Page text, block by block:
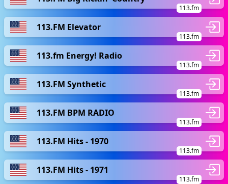
113.fm
113.FM Elevator
113.fm
113.fm Energy! Radio
113.fm
113.FM Synthetic
113.fm
113.FM BPM RADIO
113.fm
113.FM Hits - 1970
113.fm
113.FM Hits - 1971
113.fm